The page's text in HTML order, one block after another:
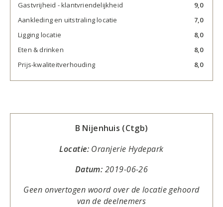
Gastvrijheid - klantvriendelijkheid
9,0
Aankleding en uitstraling locatie
7,0
Ligging locatie
8,0
Eten & drinken
8,0
Prijs-kwaliteitverhouding
8,0
B Nijenhuis (Ctgb)
Locatie: Oranjerie Hydepark
Datum: 2019-06-26
Geen onvertogen woord over de locatie gehoord
van de deelnemers